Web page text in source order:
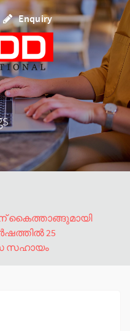
Enquiry
കൈത്താങ്ങുമായി
25
സഹായം